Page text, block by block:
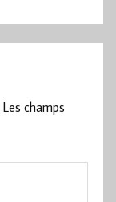
Les champs